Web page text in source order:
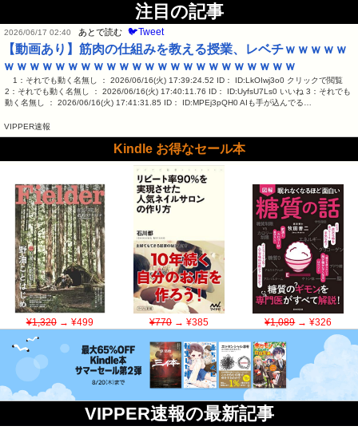
注目の記事
2026/06/17 02:40 あとで読む 🐦Tweet
【動画あり】筋肉の仕組みを教える授業、レベチｗｗｗｗｗ
ｗｗｗｗｗｗｗｗｗｗｗｗｗｗｗｗｗｗｗｗｗｗｗ
1：それでも動く名無し ： 2026/06/16(火) 17:39:24.52 ID： ID:LkOIwj3o0 クリックで閲覧
2：それでも動く名無し ： 2026/06/16(火) 17:40:11.76 ID： ID:UyfsU7Ls0 いいね 3：それでも
動く名無し ： 2026/06/16(火) 17:41:31.85 ID： ID:MPEj3pQH0 AIも手が込んでる…
VIPPER速報
Kindle お得なセール本
¥1,320→ ¥499 ¥770→ ¥385 ¥1,089→ ¥326
VIPPER速報の最新記事